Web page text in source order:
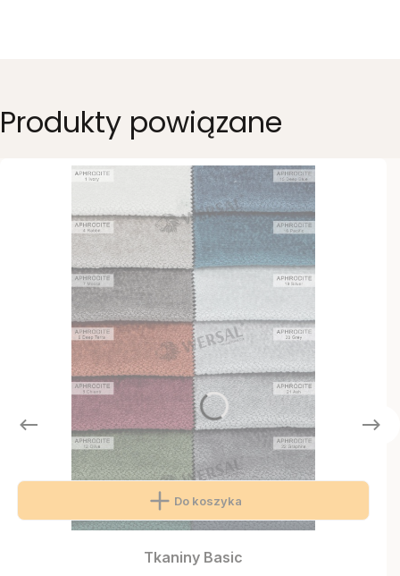
Produkty powiązane
Do koszyka
Tkaniny Basic